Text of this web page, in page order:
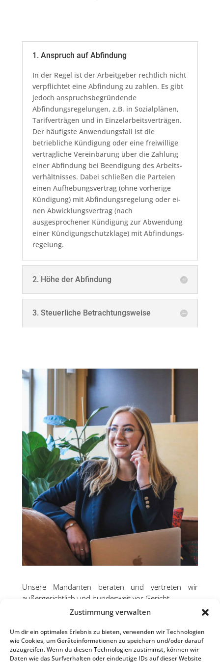
Zustimmung verwalten
Um dir ein optimales Erlebnis zu bieten, verwenden wir Technologien
wie Cookies, um Geräteinformationen zu speichern und/oder darauf
zuzugreifen. Wenn du diesen Technologien zustimmst, können wir
Daten wie das Surfverhalten oder eindeutige IDs auf dieser Website
1. Anspruch auf Abfindung
In der Regel ist der Arbeitgeber rechtlich nicht
verpflichtet eine Abfindung zu zahlen. Es gibt
jedoch anspruchsbegründende
Abfindungsregelungen, z.B. in Sozialplänen,
Tarifverträgen und in Einzelarbeitsverträgen.
Der häufigste Anwendungsfall ist die
betriebliche Kündigung oder eine freiwillige
vertragliche Ver­ein­ba­rung über die Zah­lung
ei­ner Ab­fin­dung bei Be­en­di­gung des Ar­beits­
verhält­nis­ses. Dabei schließen die Parteien
einen Auf­he­bungs­ver­trag (ohne vorherige
Kündigung) mit Ab­fin­dungs­re­ge­lung oder ei­
nen Ab­wick­lungs­ver­trag (nach
ausgesprochener Kündigung zur Abwendung
einer Kündigungschutzklage) mit Ab­fin­dungs­
re­ge­lung.
2. Höhe der Abfindung
3. Steuerliche Betrachtungsweise
Unsere Mandanten beraten und vertreten wir
außergerichtlich und bundesweit vor Gericht
Wir kümmern uns um die Kostendeckungszusage
Ihres Rechtschutzversicherers für die anwaltliche
Beratung und Vertretung.
Sofern Sie über keine bestehende